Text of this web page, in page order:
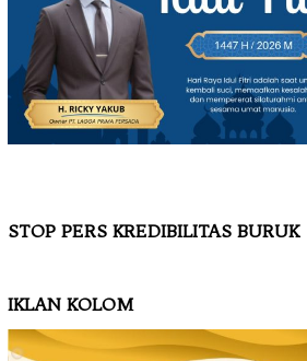
STOP PERS KREDIBILITAS BURUK
IKLAN KOLOM